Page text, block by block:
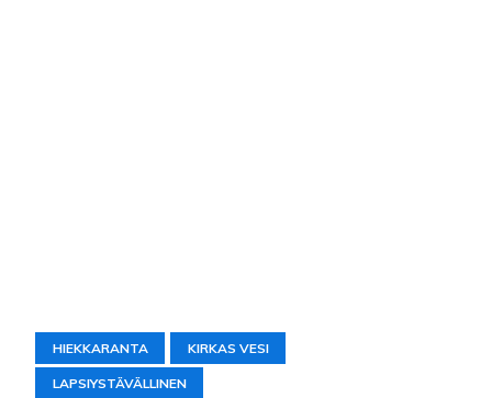
HIEKKARANTA KIRKAS VESI
LAPSIYSTÄVÄLLINEN